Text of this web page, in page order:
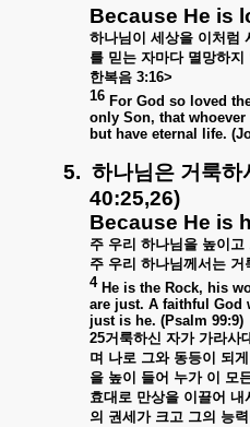
Because He is
하나님이 세상을 이처럼
를 믿는 자마다 멸망하지
한복음 3:16>
16 For God so loved
only Son, that
but have eternal life.
5. 하나님은 거룩하
40:25,26)
Because He is
주 우리 하나님을 높이고
주 우리 하나님께서는 거
4 He is the Rock, his
are just. A faithful God
just is he. (Psalm 99:9)
25거룩하신 자가 가라사
며 나로 그와 동등이 되게
을 높이 들어 누가 이 모
효대로 만상을 이끌어 내
의 권세가 크고 그의 능력